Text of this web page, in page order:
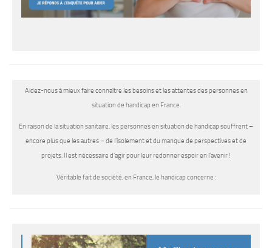
Aidez-nous à mieux faire connaître les besoins et les attentes des personnes en
situation de handicap en France.
En raison de la situation sanitaire, les personnes en situation de handicap souffrent –
encore plus que les autres – de l’isolement et du manque de perspectives et de
projets. Il est nécessaire d’agir pour leur redonner espoir en l’avenir !
Véritable fait de société, en France, le handicap concerne :